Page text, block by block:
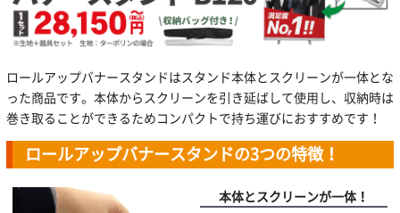
ロールアップバナースタンドはスタンド本体とスクリーンが一体とな
った商品です。本体からスクリーンを引き延ばして使用し、収納時は
巻き取ることができるためコンパクトで持ち運びにおすすめです！
ロールアップバナースタンドの3つの特徴！
本体とスクリーンが一体！